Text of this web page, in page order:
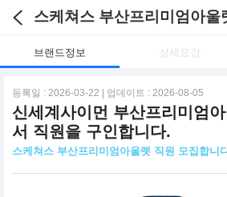
브랜드정보 상세요강
등록일 : 2026-03-22 | 업데이트 : 2026-08-05
신세계사이먼 부산프리미엄
서 직원을 구인합니다.
스케쳐스 부산프리미엄아울렛 직원 모집합니